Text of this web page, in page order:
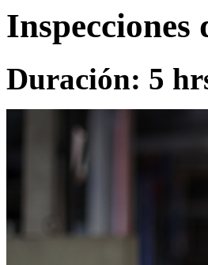
Inspecciones
Duración: 5